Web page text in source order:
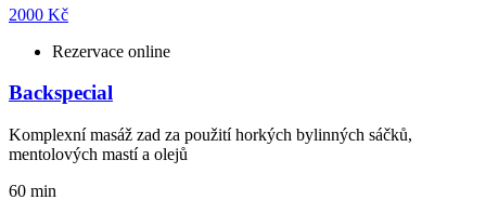
2000 Kč
Rezervace online
Backspecial
Komplexní masáž zad za použití horkých bylinných sáčků,
mentolových mastí a olejů
60 min